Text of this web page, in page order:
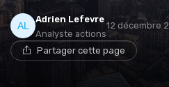
Adrien Lefevre
Analyste actions
12 décembre
Partager cette page